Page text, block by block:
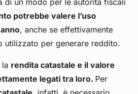
di un modo per le autorità fiscali
potrebbe valere l’uso
, anche se effettivamente
utilizzato per generare reddito.
rendita catastale e il valore
legati tra loro. Per